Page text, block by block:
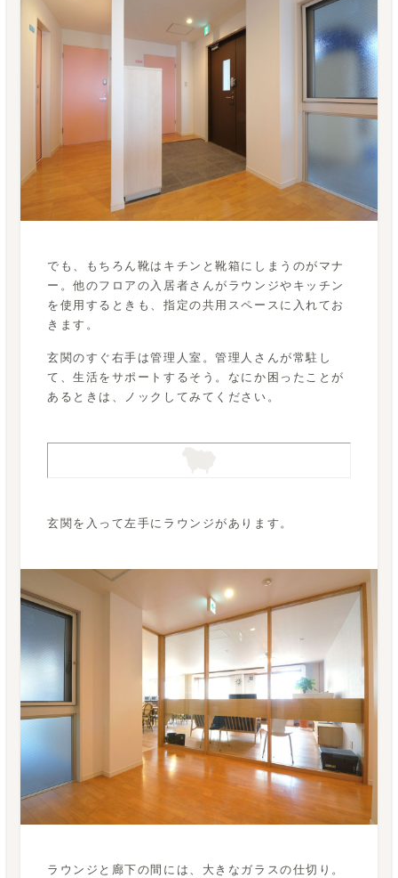
でも、もちろん靴はキチンと靴箱にしまうのがマナ
ー。他のフロアの入居者さんがラウンジやキッチン
を使用するときも、指定の共用スペースに入れてお
きます。
玄関のすぐ右手は管理人室。管理人さんが常駐し
て、生活をサポートするそう。なにか困ったことが
あるときは、ノックしてみてください。
玄関を入って左手にラウンジがあります。
ラウンジと廊下の間には、大きなガラスの仕切り。